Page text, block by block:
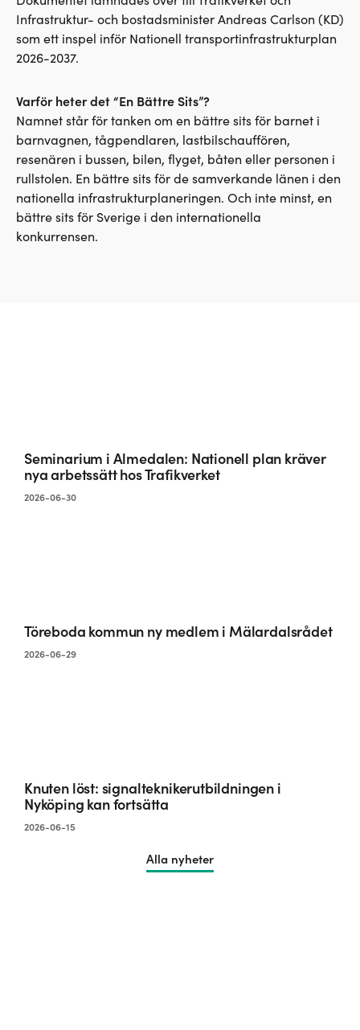
Infrastruktur- och bostadsminister Andreas Carlson (KD)
som ett inspel inför Nationell transportinfrastrukturplan
2026-2037.
Varför heter det “En Bättre Sits”?
Namnet står för tanken om en bättre sits för barnet i
barnvagnen, tågpendlaren, lastbilschauffören,
resenären i bussen, bilen, flyget, båten eller personen i
rullstolen. En bättre sits för de samverkande länen i den
nationella infrastrukturplaneringen. Och inte minst, en
bättre sits för Sverige i den internationella
konkurrensen.
Seminarium i Almedalen: Nationell plan kräver
nya arbetssätt hos Trafikverket
2026-06-30
Töreboda kommun ny medlem i Mälardalsrådet
2026-06-29
Knuten löst: signalteknikerutbildningen i
Nyköping kan fortsätta
2026-06-15
Alla nyheter